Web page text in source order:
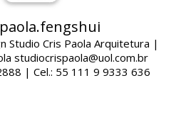
Studio Cris Paola Arquitetura |
studiocrispaola@uol.com.br
| Cel.: 55 111 9 9333 636